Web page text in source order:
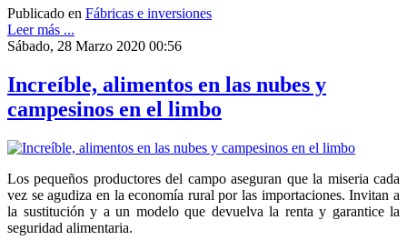
Publicado en Fábricas e inversiones
Leer más ...
Sábado, 28 Marzo 2020 00:56
Increíble, alimentos en las nubes y
campesinos en el limbo
Los pequeños productores del campo aseguran que la miseria cada
vez se agudiza en la economía rural por las importaciones. Invitan a
la sustitución y a un modelo que devuelva la renta y garantice la
seguridad alimentaria.